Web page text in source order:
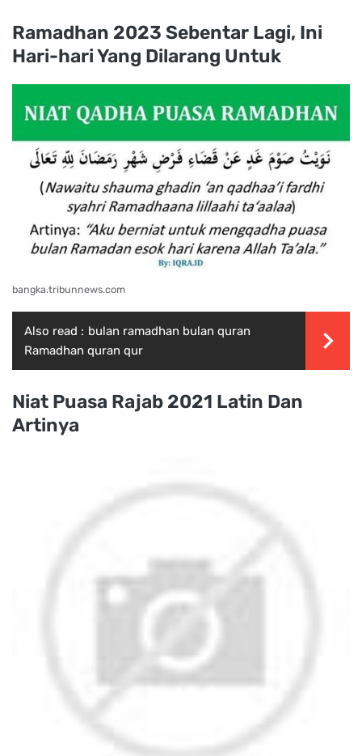
Ramadhan 2023 Sebentar Lagi, Ini
Hari-hari Yang Dilarang Untuk
bangka.tribunnews.com
Also read : bulan ramadhan bulan quran
Ramadhan quran qur
Niat Puasa Rajab 2021 Latin Dan
Artinya